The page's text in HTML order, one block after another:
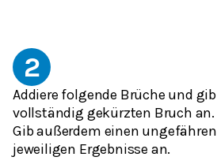
2
Addiere folgende Brüche und
vollständig gekürzten Bruch an.
Gib außerdem einen
jeweiligen Ergebnisse an.